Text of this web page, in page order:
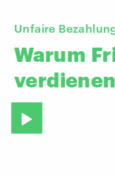
Unfaire
Warum
verdienen